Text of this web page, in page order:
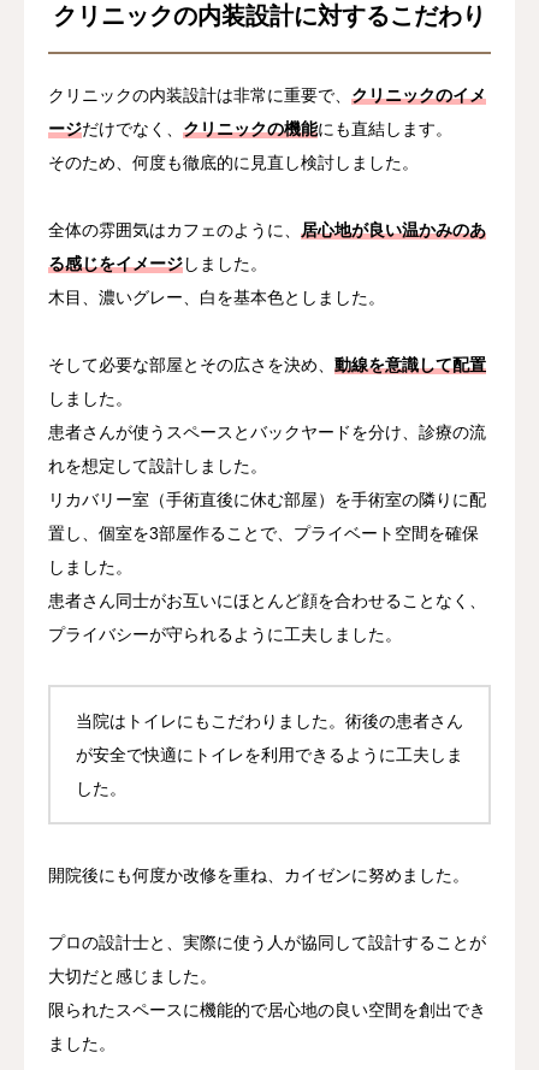
クリニックの内装設計に対するこだわり
クリニックの内装設計は非常に重要で、 クリニックのイメ
ージだけでなく、 クリニックの機能にも直結します。
そのため、何度も徹底的に見直し検討しました。
全体の雰囲気はカフェのように、 居心地が良い温かみのあ
る感じをイメージしました。
木目、濃いグレー、白を基本色としました。
そして必要な部屋とその広さを決め、 動線を意識して配置
しました。
患者さんが使うスペースとバックヤードを分け、診療の流
れを想定して設計しました。
リカバリー室（手術直後に休む部屋）を手術室の隣りに配
置し、個室を3部屋作ることで、プライベート空間を確保
しました。
患者さん同士がお互いにほとんど顔を合わせることなく、
プライバシーが守られるように工夫しました。
当院はトイレにもこだわりました。術後の患者さん
が安全で快適にトイレを利用できるように工夫しま
した。
開院後にも何度か改修を重ね、カイゼンに努めました。
プロの設計士と、実際に使う人が協同して設計することが
大切だと感じました。
限られたスペースに機能的で居心地の良い空間を創出でき
ました。